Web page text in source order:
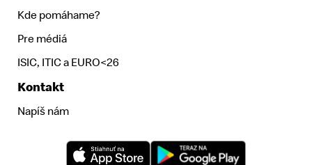
Kde pomáhame?
Pre médiá
ISIC, ITIC a EURO<26
Kontakt
Napíš nám